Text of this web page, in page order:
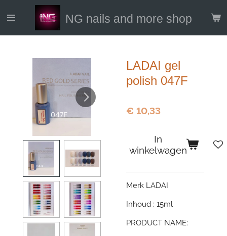
direct
NG nails and more shop
LADAI gel
polish 047F
€ 10,33
In
winkelwagen
Merk LADAI
Inhoud : 15ml
PRODUCT NAME: